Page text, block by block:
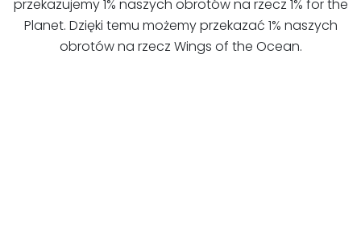
przekazujemy 1% naszych obrotów na rzecz 1% for the
Planet. Dzięki temu możemy przekazać 1% naszych
obrotów na rzecz Wings of the Ocean.